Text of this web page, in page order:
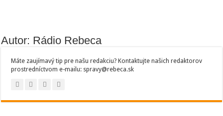
Autor: Rádio Rebeca
Máte zaujímavý tip pre našu redakciu? Kontaktujte našich redaktorov
prostredníctvom e-mailu: spravy@rebeca.sk